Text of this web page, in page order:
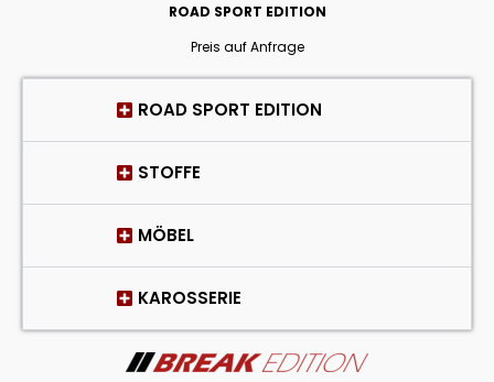
ROAD SPORT EDITION
Preis auf Anfrage
ROAD SPORT EDITION
STOFFE
MÖBEL
KAROSSERIE